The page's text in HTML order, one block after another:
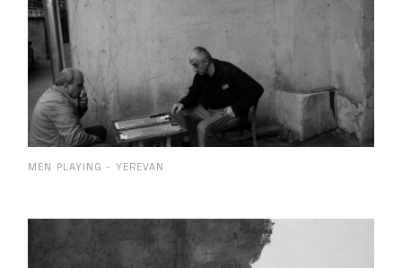
MEN PLAYING - YEREVAN